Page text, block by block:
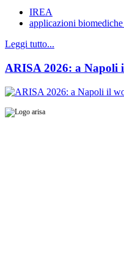
IREA
applicazioni
Leggi tutto...
ARISA 2026: a Napoli